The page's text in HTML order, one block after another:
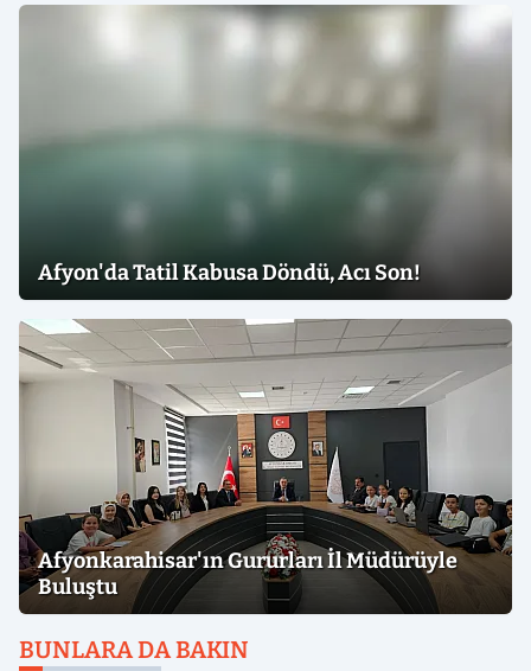
Afyon'da Tatil Kabusa Döndü, Acı Son!
Afyonkarahisar'ın Gururları İl Müdürüyle
Buluştu
BUNLARA DA BAKIN